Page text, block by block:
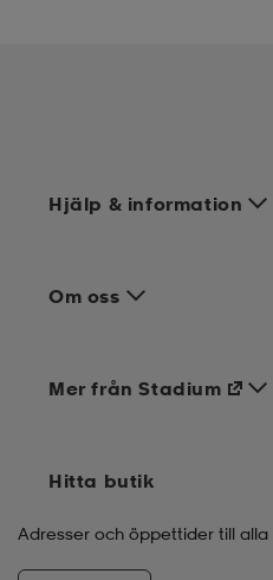
Hjälp & information
Om oss
Mer från Stadium
Hitta butik
Adresser och öppettider till alla